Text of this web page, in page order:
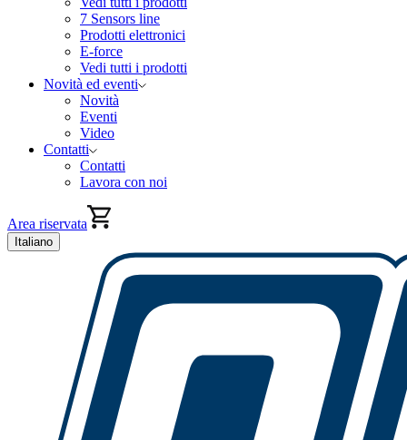
7 Sensors line
Prodotti elettronici
E-force
Vedi tutti i prodotti
Novità ed eventi
Novità
Eventi
Video
Contatti
Contatti
Lavora con noi
Area riservata
Italiano